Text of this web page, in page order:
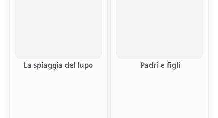
La spiaggia del lupo Padri e figli